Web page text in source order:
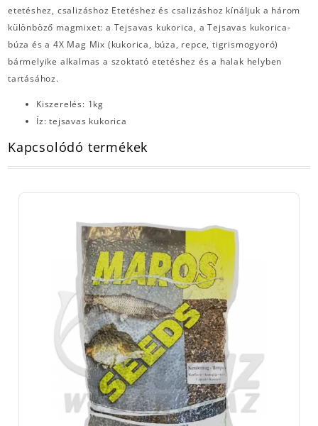
etetéshez, csalizáshoz Etetéshez és csalizáshoz kínáljuk a három
különböző magmixet: a Tejsavas kukorica, a Tejsavas kukorica-
búza és a 4X Mag Mix (kukorica, búza, repce, tigrismogyoró)
bármelyike alkalmas a szoktató etetéshez és a halak helyben
tartásához.
Kiszerelés: 1kg
Íz: tejsavas kukorica
Kapcsolódó termékek